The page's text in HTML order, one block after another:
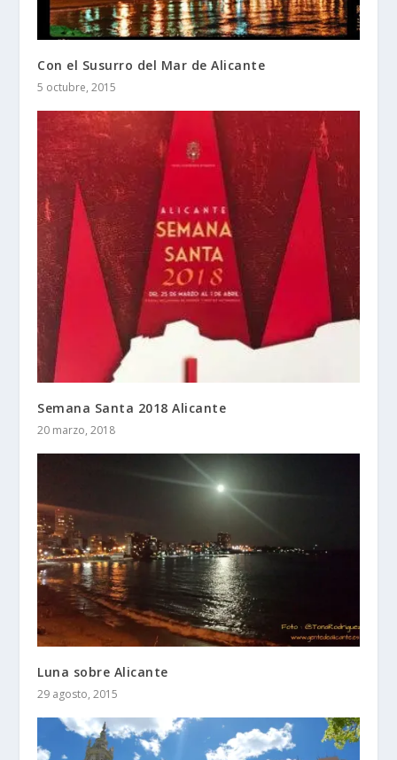
Con el Susurro del Mar de Alicante
5 octubre, 2015
Semana Santa 2018 Alicante
20 marzo, 2018
Luna sobre Alicante
29 agosto, 2015